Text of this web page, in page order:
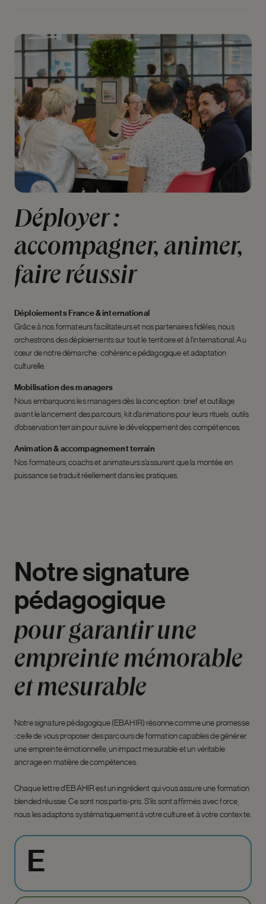
Déployer:
accompagner,animer,
faireréussir
Déploiements France & international
Grâce à nos formateurs facilitateurs et nos partenaires fidèles, nous
orchestrons des déploiements sur tout le territoire et à l’international. Au
cœur de notre démarche : cohérence pédagogique et adaptation
culturelle.
Mobilisation des managers
Nous embarquons les managers dès la conception : brief et outillage
avant le lancement des parcours, kit d’animations pour leurs rituels, outils
d’observation terrain pour suivre le développement des compétences.
Animation & accompagnement terrain
Nos formateurs, coachs et animateurs s’assurent que la montée en
puissance se traduit réellement dans les pratiques.
Notresignature
pédagogique
pourgarantirune
empreintemémorable
etmesurable
Notre signature pédagogique (EBAHIR) résonne comme une promesse
: celle de vous proposer des parcours de formation capables de générer
une empreinte émotionnelle, un impact mesurable et un véritable
ancrage en matière de compétences.
Chaque lettre d’EBAHIR est un ingrédient qui vous assure une formation
blended réussie. Ce sont nos partis-pris. S'ils sont affirmés avec force,
nous les adaptons systématiquement à votre culture et à votre contexte.
E